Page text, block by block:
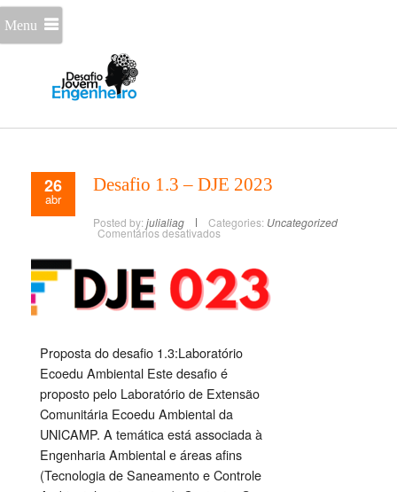
Menu
26
abr
Desafio 1.3 – DJE 2023
Posted by: julialiag Categories: Uncategorized
Comentários desativados
Proposta do desafio 1.3:Laboratório
Ecoedu Ambiental Este desafio é
proposto pelo Laboratório de Extensão
Comunitária Ecoedu Ambiental da
UNICAMP. A temática está associada à
Engenharia Ambiental e áreas afins
(Tecnologia de Saneamento e Controle